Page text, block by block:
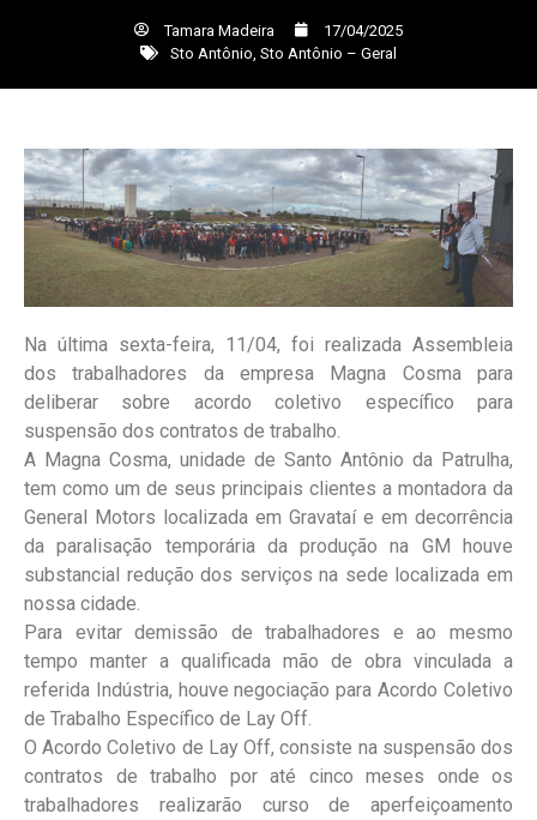
Tamara Madeira
17/04/2025
Sto Antônio Sto Antônio – Geral
Na última sexta-feira, 11/04, foi realizada Assembleia
dos trabalhadores da empresa Magna Cosma para
deliberar sobre acordo coletivo específico para
suspensão dos contratos de trabalho.
A Magna Cosma, unidade de Santo Antônio da Patrulha,
tem como um de seus principais clientes a montadora da
General Motors localizada em Gravataí e em decorrência
da paralisação temporária da produção na GM houve
substancial redução dos serviços na sede localizada em
nossa cidade.
Para evitar demissão de trabalhadores e ao mesmo
tempo manter a qualificada mão de obra vinculada a
referida Indústria, houve negociação para Acordo Coletivo
de Trabalho Específico de Lay Off.
O Acordo Coletivo de Lay Off, consiste na suspensão dos
contratos de trabalho por até cinco meses onde os
trabalhadores realizarão curso de aperfeiçoamento